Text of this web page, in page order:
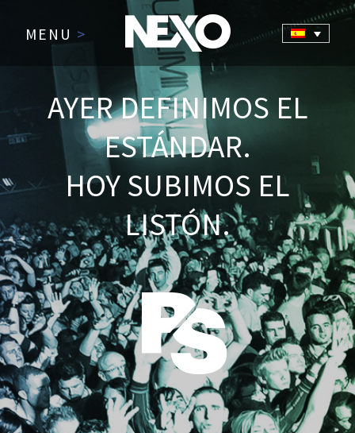
MENU >
AYER DEFINIMOS EL
ESTÁNDAR.
HOY SUBIMOS EL
LISTÓN.